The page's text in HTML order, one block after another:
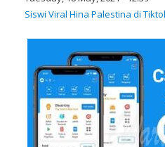
Siswi Viral Hina Palestina di